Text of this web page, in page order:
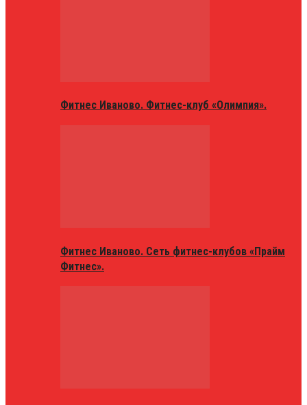
Фитнес Иваново. Фитнес-клуб «Олимпия».
Фитнес Иваново. Сеть фитнес-клубов «Прайм
Фитнес».